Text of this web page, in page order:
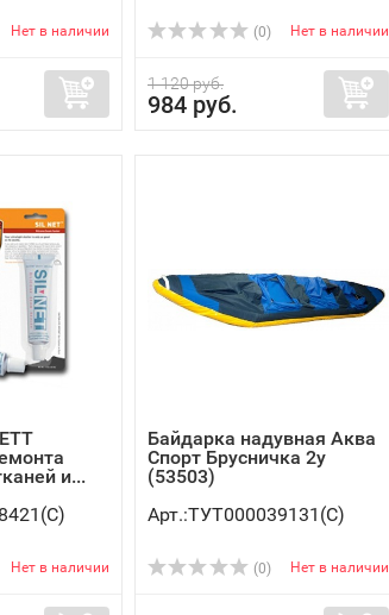
Нет в наличии (0) Нет в наличии
1 120 руб.
984 руб.
и...
Нет в наличии
Байдарка надувная Аква
Спорт Брусничка 2у
(53503)
Арт.:ТУТ000039131(C)
(0) Нет в наличии